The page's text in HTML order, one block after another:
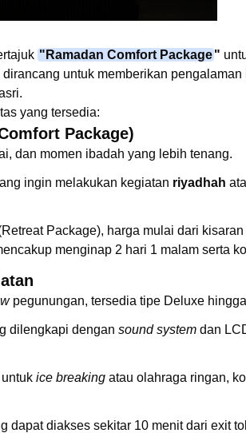
"Ramadan Comfort Package"
untuk memberikan
yang tersedia:
Package)
dan momen ibadah yang lebih tenang.
ingin melakukan kegiatan riyadhah
Package), harga mulai dari kisaran
menginap 2 hari 1 malam serta
pegunungan, tersedia tipe Deluxe
dilengkapi dengan sound system dan
ice breaking atau olahraga ringan,
dapat diakses sekitar 10 menit dari exit